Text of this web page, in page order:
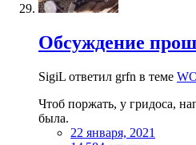
Обсуждение
SigiL ответил grfn в теме
Чтоб поржать, у гридоса,
была.
22 января, 2021